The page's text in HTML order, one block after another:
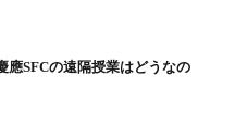
應SFCの遠隔授業はどうなの